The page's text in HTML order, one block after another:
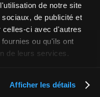
de notre site
de publicité et
celles-ci avec d'autres
ou qu'ils ont
de leurs services.
Afficher les détails